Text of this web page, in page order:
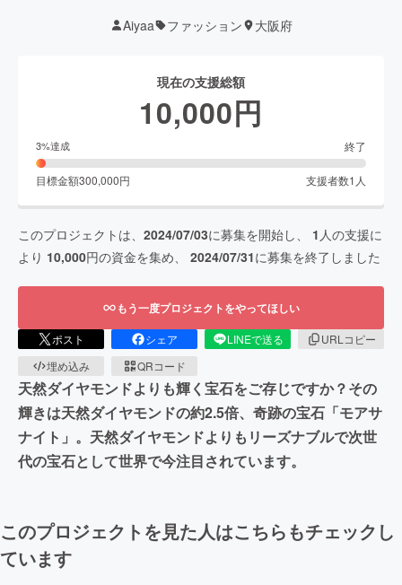
Aiyaa ファッション 大阪府
現在の支援総額
10,000円
3%達成 終了
目標金額300,000円 支援者数1 人
このプロジェクトは、 2024/07/03に募集を開始し、 1 人の支援に
より 10,000円の資金を集め、 2024/07/31に募集を終了しました
もう一度プロジェクトをやってほしい
ポスト シェア LINEで送る
URLコピー
埋め込み
QRコード
天然ダイヤモンドよりも輝く宝石をご存じですか？その
輝きは天然ダイヤモンドの約2.5倍、奇跡の宝石「モアサ
ナイト」。天然ダイヤモンドよりもリーズナブルで次世
代の宝石として世界で今注目されています。
このプロジェクトを見た人はこちらもチェックし
ています